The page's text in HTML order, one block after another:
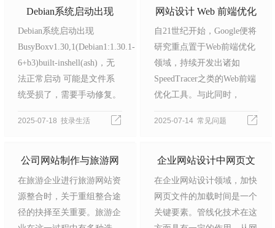
意事…
平，从而…
Debian系统启动出现
BusyBox v1.30,1(Debian
1:1.30.1-6+b3) built-in
shell (ash)，无法正常启
动
Debian系统启动出现
BusyBoxv1.30,1(Debian1:1.30.1-
6+b3)built-inshell(ash)，无
法正常启动 可能是文件系
统受损了，需要手动修复。
2025-07-18 技录生活
网站设计 Web 前端优化
方案
自21世纪开始，Google便将
研究重点置于Web前端优化
领域，持续开发出诸如
SpeedTracer之类的Web前端
优化工具。与此同时，
HighPerformanceWebS…
2025-07-14 常见问题
公司网站制作与旅游网
站资源整合
在旅游企业进行旅游网站资
源整合时，关于重组整合途
径的抉择至关重要。旅游企
企业网站设计中网页文
件加载时间的加快：管
线化技术的应用
在企业网站设计领域，加快
网页文件的加载时间是一个
关键要素。管线化技术在这